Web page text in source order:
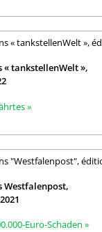
tankstellenWelt »,
»
Westfalenpost,
Euro-Schaden »